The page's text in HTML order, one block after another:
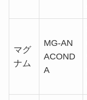
マグ
ナム
MG-AN
ACOND
A